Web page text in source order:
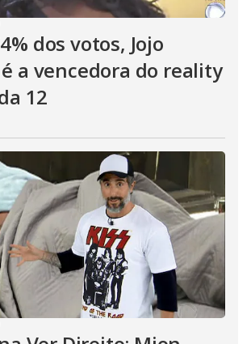
dos votos, Jojo
a vencedora do reality
12